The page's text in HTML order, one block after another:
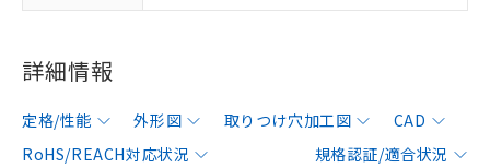
詳細情報
定格/性能 外形図 取りつけ穴加工図
CAD
RoHS/REACH対応状況
規格認証/適合状況